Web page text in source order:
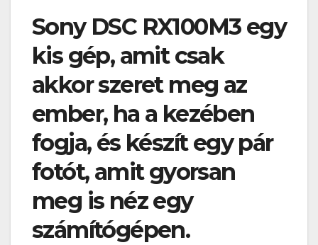
Sony DSC RX100M3 egy
kis gép, amit csak
akkor szeret meg az
ember, ha a kezében
fogja, és készít egy pár
fotót, amit gyorsan
meg is néz egy
számítógépen.